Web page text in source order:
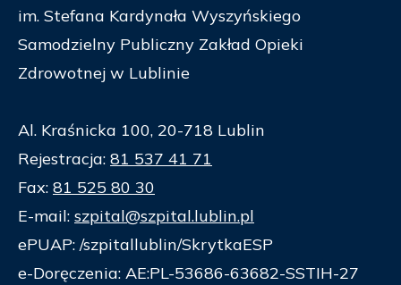
im. Stefana Kardynała Wyszyńskiego
Samodzielny Publiczny Zakład Opieki
Zdrowotnej w Lublinie
Al. Kraśnicka 100, 20-718 Lublin
Rejestracja: 81 537 41 71
Fax: 81 525 80 30
E-mail: szpital@szpital.lublin.pl
ePUAP: /szpitallublin/SkrytkaESP
e-Doręczenia: AE:PL-53686-63682-SSTIH-27